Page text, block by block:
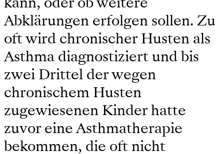
Abklärungen erfolgen sollen. Zu
oft wird chronischer Husten als
Asthma diagnostiziert und bis
zwei Drittel der wegen
chronischem Husten
zugewiesenen Kinder hatte
zuvor eine Asthmatherapie
bekommen, die oft nicht